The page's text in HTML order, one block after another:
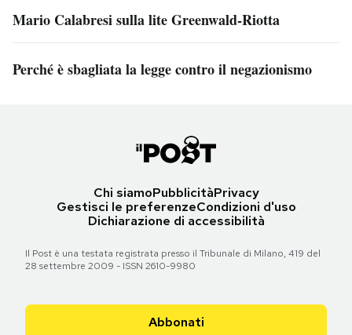
Mario Calabresi sulla lite Greenwald-Riotta
Perché è sbagliata la legge contro il negazionismo
Chi siamoPubblicitàPrivacy
Gestisci le preferenzeCondizioni d'uso
Dichiarazione di accessibilità
Il Post è una testata registrata presso il Tribunale di Milano, 419 del
28 settembre 2009 - ISSN 2610-9980
Abbonati